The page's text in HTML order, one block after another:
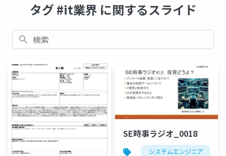
タグ #it業界 に関するスライド
検索
SE時事ラジオ_0018
システムエンジニア